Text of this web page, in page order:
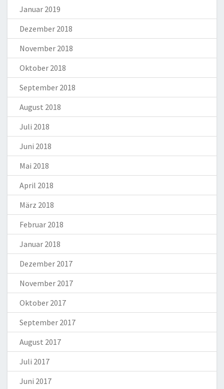
Januar 2019
Dezember 2018
November 2018
Oktober 2018
September 2018
August 2018
Juli 2018
Juni 2018
Mai 2018
April 2018
März 2018
Februar 2018
Januar 2018
Dezember 2017
November 2017
Oktober 2017
September 2017
August 2017
Juli 2017
Juni 2017